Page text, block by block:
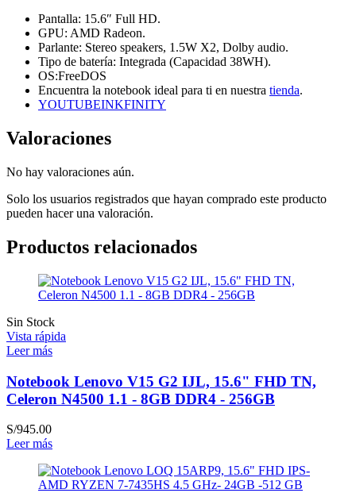
Pantalla: 15.6″ Full HD.
GPU: AMD Radeon.
Parlante: Stereo speakers, 1.5W X2, Dolby audio.
Tipo de batería: Integrada (Capacidad 38WH).
OS:FreeDOS
Encuentra la notebook ideal para ti en nuestra tienda.
YOUTUBEINKFINITY
Valoraciones
No hay valoraciones aún.
Solo los usuarios registrados que hayan comprado este producto
pueden hacer una valoración.
Productos relacionados
Sin Stock
Vista rápida
Leer más
Notebook Lenovo V15 G2 IJL, 15.6" FHD TN,
Celeron N4500 1.1 - 8GB DDR4 - 256GB
S/945.00
Leer más